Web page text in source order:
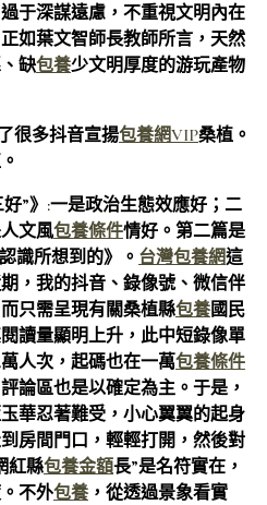
于深謀遠慮，不重視文明內在
如葉文智師長教師所言，天然
缺包養少文明厚度的游玩產物
很多抖音宣揚包養網VIP桑植。
”》:一是政治生態效應好；二
文風包養條件情好。 第二篇是
識所想到的》。 台灣包養網這
，我的抖音、錄像號、微信伴
只需呈現有關桑植縣包養國民
讀量顯明上升，此中短錄像單
人次，起碼也在一萬包養條件
論區也是以確定為主。于是，
華忍著難受，小心翼翼的起身
房間門口，輕輕打開，然後對
紅縣包養金額長”是名符實在，
不外包養 ，從透過景象看實